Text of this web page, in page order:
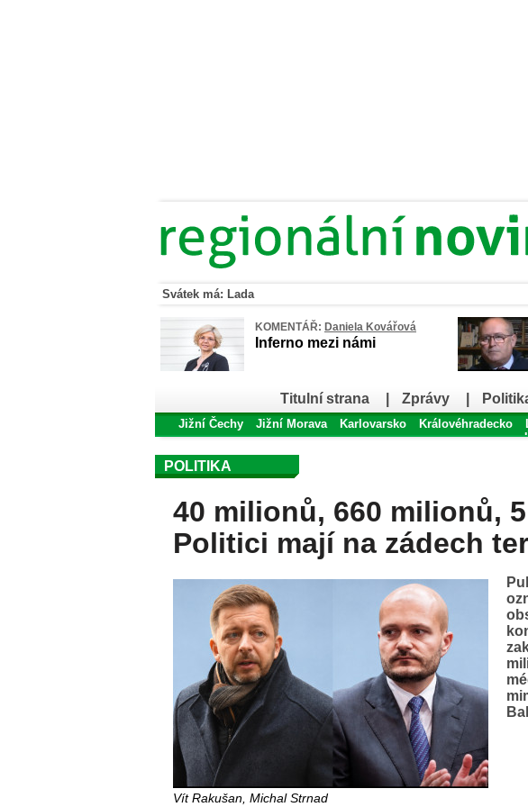
Svátek má: Lada
KOMENTÁŘ: Daniela Kovářová
Inferno mezi námi
Titulní strana Zprávy
Jižní Čechy Jižní Morava Karlovarsko Královéhradecko
POLITIKA
40 milionů, 660 milionů,
Politici mají na zádech
Vít Rakušan, Michal Strnad